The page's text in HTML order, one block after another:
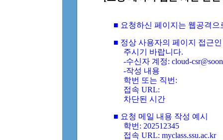
■ 요청하신 페이지는 웹공격
■ 정상 사용자의 페이지 접근
주시기 바랍니다.
-수신자 계정: cloud-
-작성 내용
학번 또는 직번:
접속 URL:
차단된 시간
■ 요청 메일 내용 작성 예시
학번: 202512345
접속 URL: myclass.ssu.ac.kr